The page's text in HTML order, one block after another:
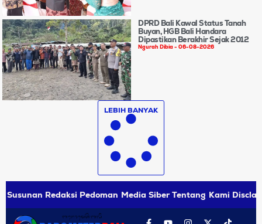
DPRD Bali Kawal Status Tanah
Buyan, HGB Bali Handara
Dipastikan Berakhir Sejak 2012
Ngurah Dibia 06-08-2026
LEBIH BANYAK
Susunan Redaksi Pedoman Media Siber Tentang Kami